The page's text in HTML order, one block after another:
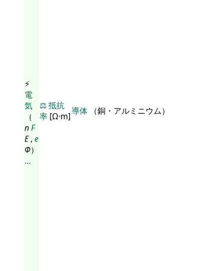
⚡
電
気
（
nF
E, e
Φ）
…
⚖️抵抗
率 [Ω·m]導体 （銅・アルミニウム）